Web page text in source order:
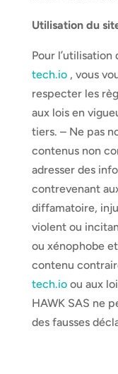
Utilisation du
Pour l’utilisation
tech.io, vous
respecter les
aux lois en
tiers. – Ne pas
contenus non
adresser des
contrevenant
diffamatoire,
violent ou
ou xénophobe
contenu
tech.ioou aux
HAWK SAS ne
des fausses